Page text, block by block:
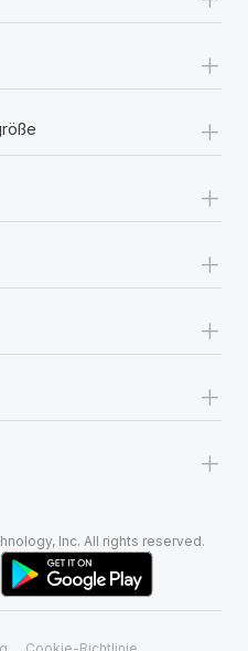
+
+
+
+
+
+
+
Inc. All rights reserved.